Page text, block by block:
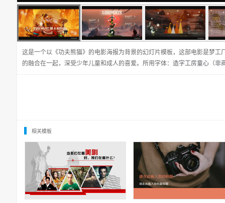
这是一个以《功夫熊猫》的电影海报为背景的幻灯片模板，这部电影是梦
的融合在一起，深受少年儿童和成人的喜爱。所用字体： 造字工房童心（非
相关模板